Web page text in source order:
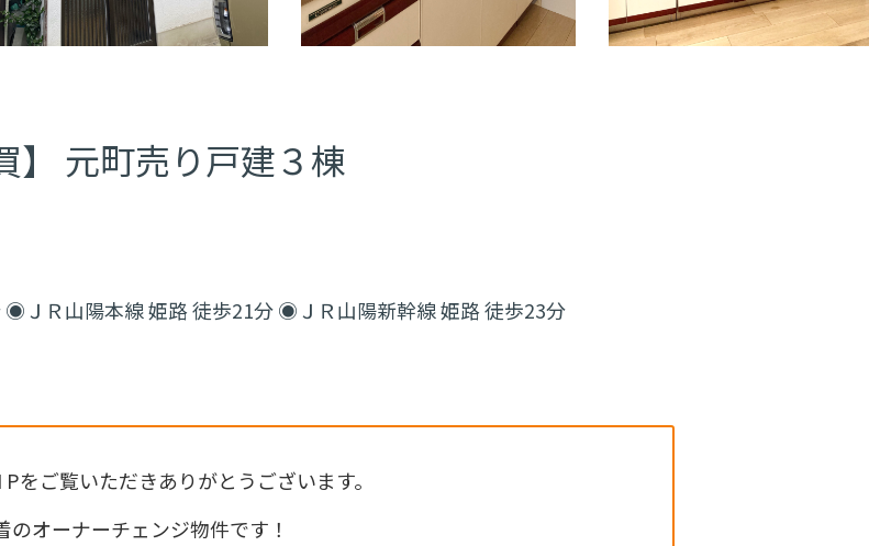
】 元町売り戸建３棟
ＪＲ山陽本線 姫路 徒歩21分 ◉ＪＲ山陽新幹線 姫路 徒歩23分
をご覧いただきありがとうございます。
のオーナーチェンジ物件です！